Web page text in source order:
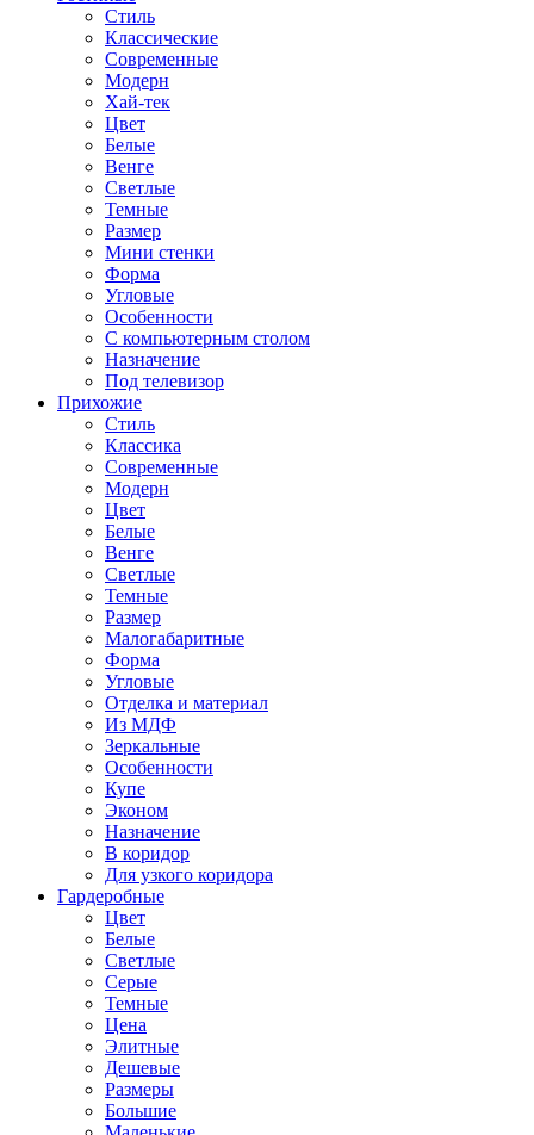
Стиль
Классические
Современные
Модерн
Хай-тек
Цвет
Белые
Венге
Светлые
Темные
Размер
Мини стенки
Форма
Угловые
Особенности
С компьютерным столом
Назначение
Под телевизор
Прихожие
Стиль
Классика
Современные
Модерн
Цвет
Белые
Венге
Светлые
Темные
Размер
Малогабаритные
Форма
Угловые
Отделка и материал
Из МДФ
Зеркальные
Особенности
Купе
Эконом
Назначение
В коридор
Для узкого коридора
Гардеробные
Цвет
Белые
Светлые
Серые
Темные
Цена
Элитные
Дешевые
Размеры
Большие